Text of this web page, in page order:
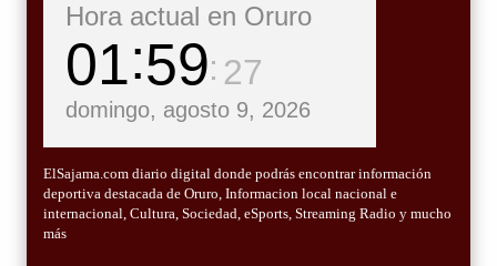
Hora actual en Oruro
01 59 28
domingo, agosto 9, 2026
ElSajama.com diario digital donde podrás encontrar información
deportiva destacada de Oruro, Informacion local nacional e
internacional, Cultura, Sociedad, eSports, Streaming Radio y mucho
más